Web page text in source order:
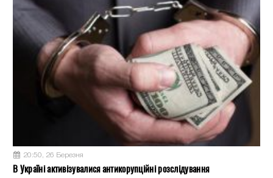
20:50, 26 Березня
В Україні активізувалися антикорупційні розслідування